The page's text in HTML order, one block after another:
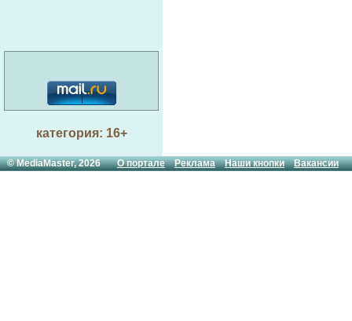
категория: 16+
© MediaMaster, 2026О портале Реклама Наши кнопки Вакансии